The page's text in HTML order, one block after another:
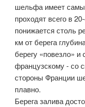
шельфа имеет
проходят всего в
понижается столь
км от берега
берегу «повезло»
французскому - со
стороны Франции
плавно.
Берега залива